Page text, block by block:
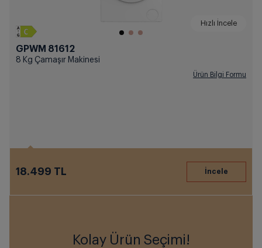
Hızlı İncele
GPWM 81612
8 Kg Çamaşır Makinesi
Ürün Bilgi Formu
18.499 TL
Kolay Ürün Seçimi!